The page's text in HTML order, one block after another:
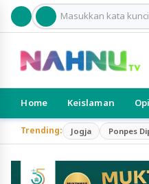
Home Keislaman
Trending: Jogja Ponpes